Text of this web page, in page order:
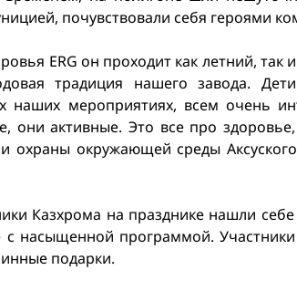
почувствовали себя героями
ERG он проходит как летний,
традиция нашего завода.
наших мероприятиях, всем очень
они активные. Это все про здоровье,
охраны окружающей среды
Казхрома на празднике нашли
насыщенной программой.
подарки.